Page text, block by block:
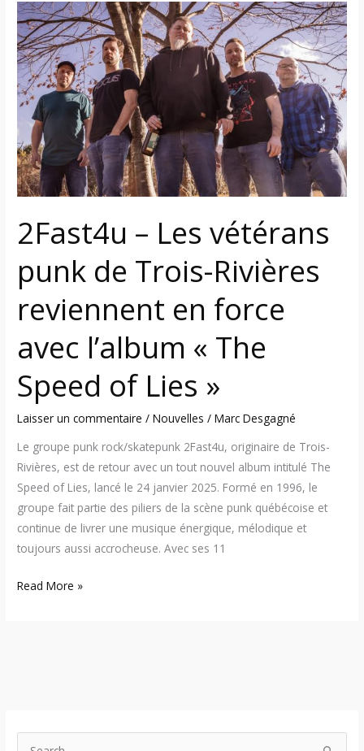
2Fast4u – Les vétérans
punk de Trois-Rivières
reviennent en force
avec l’album « The
Speed of Lies »
Laisser un commentaire /Nouvelles /Marc Desgagné
Le groupe punk rock/skatepunk 2Fast4u, originaire de Trois-
Rivières, est de retour avec un tout nouvel album intitulé The
Speed of Lies, lancé le 24 janvier 2025. Formé en 1996, le
groupe fait partie des piliers de la scène punk québécoise et
continue de livrer une musique énergique, mélodique et
toujours aussi accrocheuse. Avec ses 11
2Fast4u
–
Les
vétérans
punk
de
Trois-
Rivières
reviennent
en
avec
« The
of
Read More »